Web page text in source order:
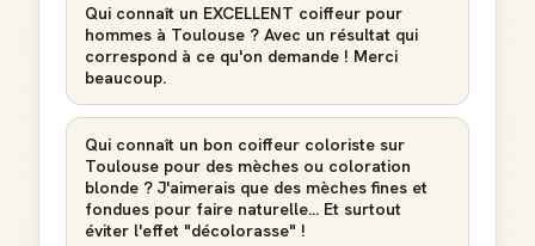
Qui connaît un EXCELLENT coiffeur pour
hommes à Toulouse ? Avec un résultat qui
correspond à ce qu'on demande ! Merci
beaucoup.
Qui connaît un bon coiffeur coloriste sur
Toulouse pour des mèches ou coloration
blonde ? J'aimerais que des mèches fines et
fondues pour faire naturelle... Et surtout
éviter l'effet "décolorasse" !